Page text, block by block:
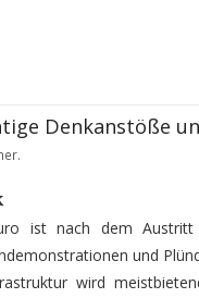
Denkanstöße
ist nach dem Austritt
und
wird